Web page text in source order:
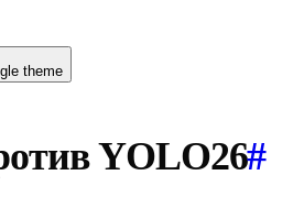
theme
YOLO26#